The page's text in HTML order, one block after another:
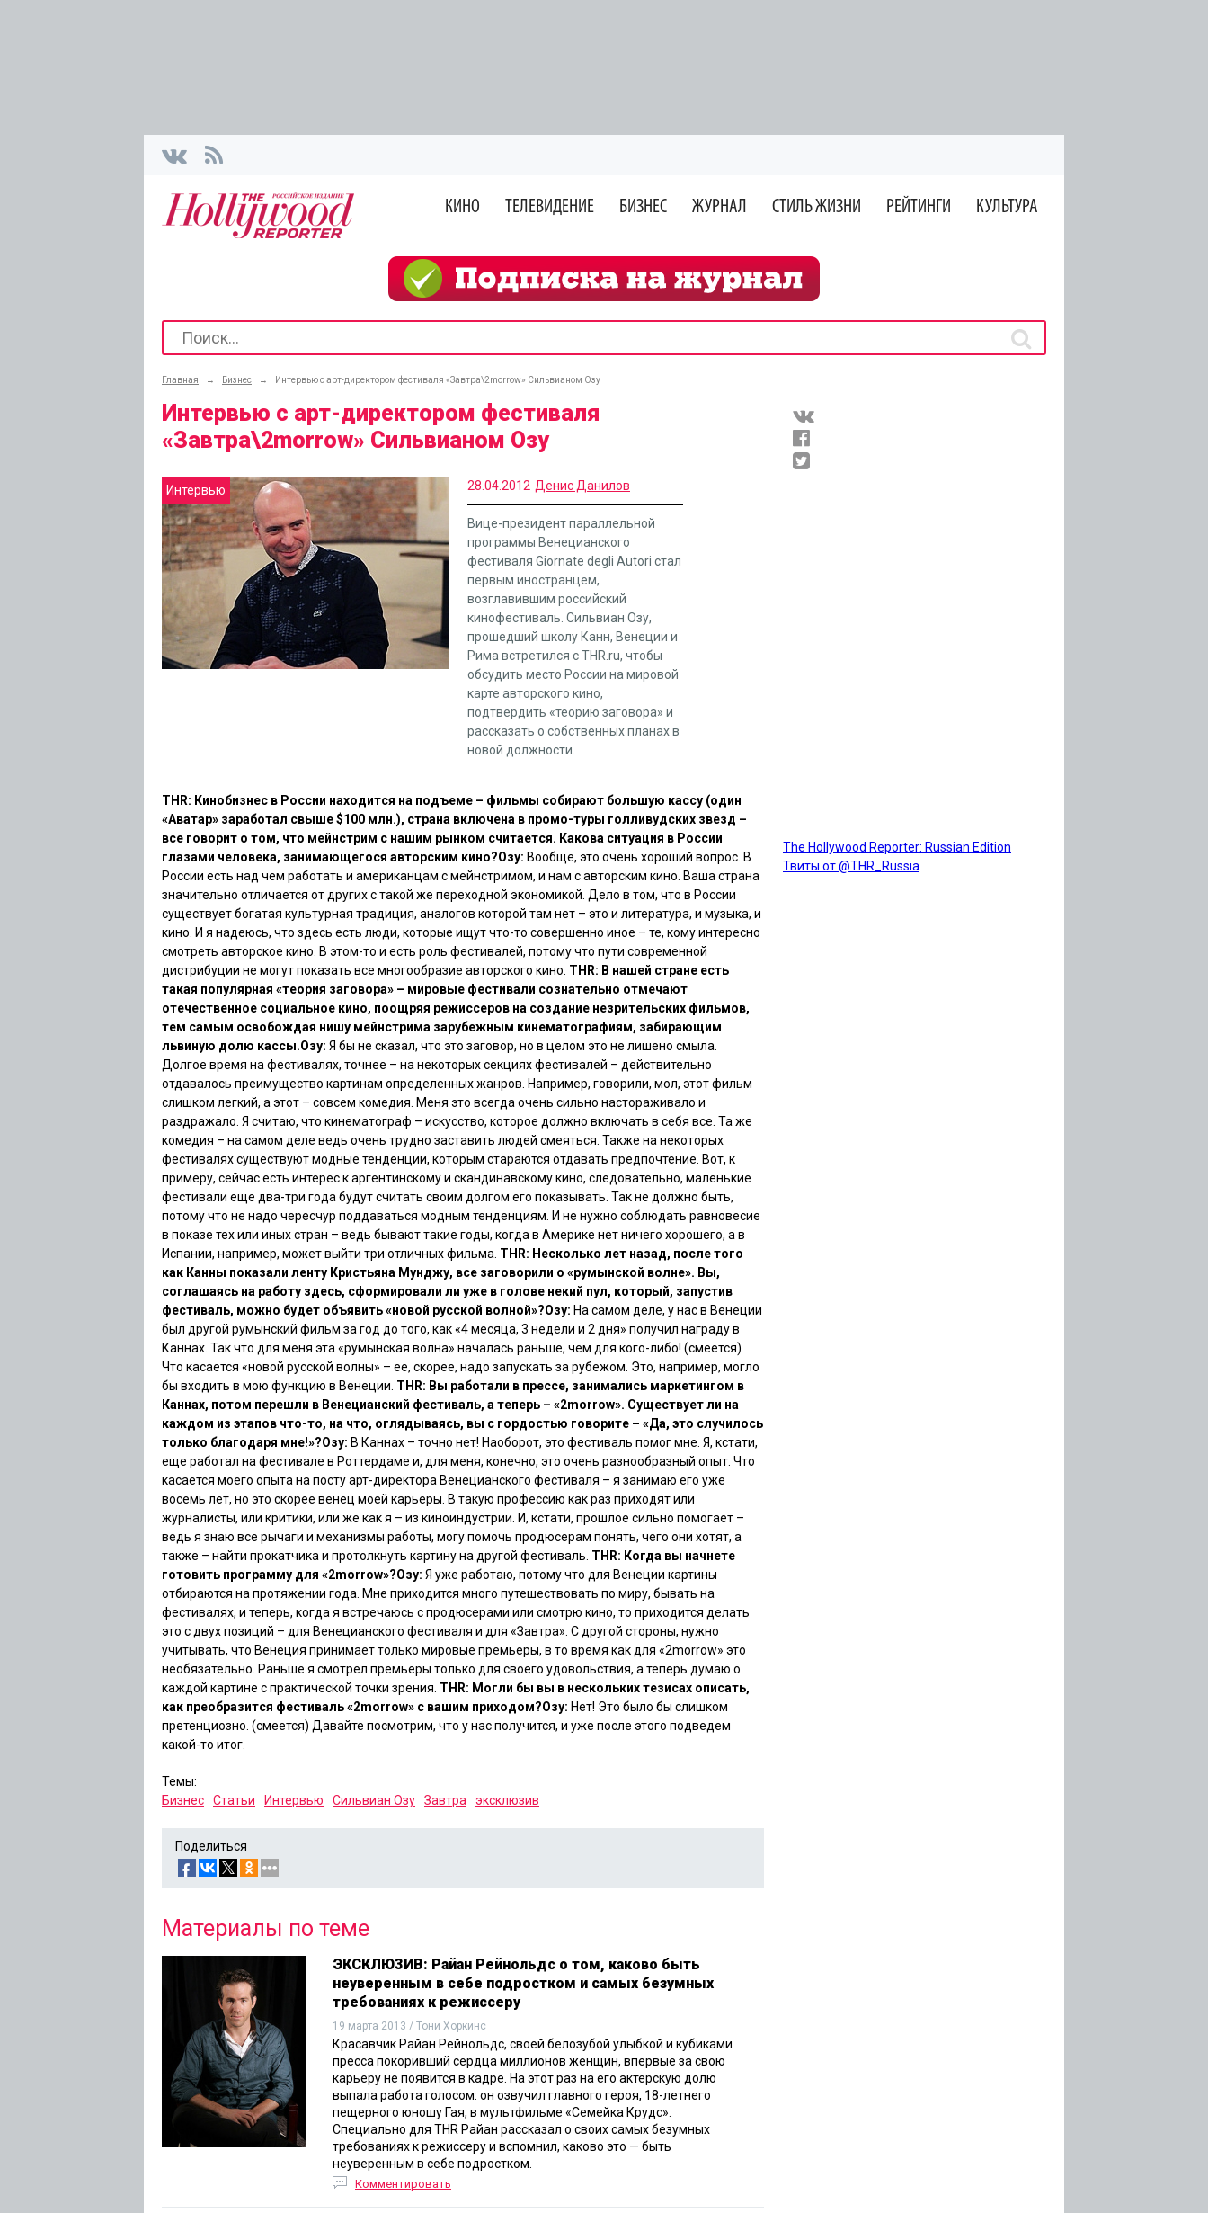
КИНО ТЕЛЕВИДЕНИЕ БИЗНЕС ЖУРНАЛ СТИЛЬ ЖИЗНИ РЕЙТИНГИ КУЛЬТУРА
Главная → Бизнес → Интервью с арт-директором фестиваля «Завтра\2morrow» Сильвианом Озу
Интервью с арт-директором фестиваля
«Завтра\2morrow» Сильвианом Озу
Интервью 28.04.2012 Денис Данилов
Вице-президент параллельной
программы Венецианского
фестиваля Giornate degli Autori стал
первым иностранцем,
возглавившим российский
кинофестиваль. Сильвиан Озу,
прошедший школу Канн, Венеции и
Рима встретился с THR.ru, чтобы
обсудить место России на мировой
карте авторского кино,
подтвердить «теорию заговора» и
рассказать о собственных планах в
новой должности.
THR: Кинобизнес в России находится на подъеме – фильмы собирают большую кассу (один
«Аватар» заработал свыше $100 млн.), страна включена в промо-туры голливудских звезд –
все говорит о том, что мейнстрим с нашим рынком считается. Какова ситуация в России
глазами человека, занимающегося авторским кино?Озу: Вообще, это очень хороший вопрос. В
России есть над чем работать и американцам с мейнстримом, и нам с авторским кино. Ваша страна
значительно отличается от других с такой же переходной экономикой. Дело в том, что в России
существует богатая культурная традиция, аналогов которой там нет – это и литература, и музыка, и
кино. И я надеюсь, что здесь есть люди, которые ищут что-то совершенно иное – те, кому интересно
смотреть авторское кино. В этом-то и есть роль фестивалей, потому что пути современной
дистрибуции не могут показать все многообразие авторского кино. THR: В нашей стране есть
такая популярная «теория заговора» – мировые фестивали сознательно отмечают
отечественное социальное кино, поощряя режиссеров на создание незрительских фильмов,
тем самым освобождая нишу мейнстрима зарубежным кинематографиям, забирающим
львиную долю кассы.Озу: Я бы не сказал, что это заговор, но в целом это не лишено смыла.
Долгое время на фестивалях, точнее – на некоторых секциях фестивалей – действительно
отдавалось преимущество картинам определенных жанров. Например, говорили, мол, этот фильм
слишком легкий, а этот – совсем комедия. Меня это всегда очень сильно настораживало и
раздражало. Я считаю, что кинематограф – искусство, которое должно включать в себя все. Та же
комедия – на самом деле ведь очень трудно заставить людей смеяться. Также на некоторых
фестивалях существуют модные тенденции, которым стараются отдавать предпочтение. Вот, к
примеру, сейчас есть интерес к аргентинскому и скандинавскому кино, следовательно, маленькие
фестивали еще два-три года будут считать своим долгом его показывать. Так не должно быть,
потому что не надо чересчур поддаваться модным тенденциям. И не нужно соблюдать равновесие
в показе тех или иных стран – ведь бывают такие годы, когда в Америке нет ничего хорошего, а в
Испании, например, может выйти три отличных фильма. THR: Несколько лет назад, после того
как Канны показали ленту Кристьяна Мунджу, все заговорили о «румынской волне». Вы,
соглашаясь на работу здесь, сформировали ли уже в голове некий пул, который, запустив
фестиваль, можно будет объявить «новой русской волной»?Озу: На самом деле, у нас в Венеции
был другой румынский фильм за год до того, как«4 месяца, 3 недели и 2 дня» получил награду в
Каннах. Так что для меня эта «румынская волна» началась раньше, чем для кого-либо! (смеется)
Что касается «новой русской волны» – ее, скорее, надо запускать за рубежом. Это, например, могло
бы входить в мою функцию в Венеции. THR: Вы работали в прессе, занимались маркетингом в
Каннах, потом перешли в Венецианский фестиваль, а теперь – «2morrow». Существует ли на
каждом из этапов что-то, на что, оглядываясь, вы с гордостью говорите – «Да, это случилось
только благодаря мне!»?Озу: В Каннах – точно нет! Наоборот, это фестиваль помог мне. Я, кстати,
еще работал на фестивале в Роттердаме и, для меня, конечно, это очень разнообразный опыт. Что
касается моего опыта на посту арт-директора Венецианского фестиваля – я занимаю его уже
восемь лет, но это скорее венец моей карьеры. В такую профессию как раз приходят или
журналисты, или критики, или же как я – из киноиндустрии. И, кстати, прошлое сильно помогает –
ведь я знаю все рычаги и механизмы работы, могу помочь продюсерам понять, чего они хотят, а
также – найти прокатчика и протолкнуть картину на другой фестиваль. THR: Когда вы начнете
готовить программу для «2morrow»?Озу: Я уже работаю, потому что для Венеции картины
отбираются на протяжении года. Мне приходится много путешествовать по миру, бывать на
фестивалях, и теперь, когда я встречаюсь с продюсерами или смотрю кино, то приходится делать
это с двух позиций – для Венецианского фестиваля и для «Завтра». С другой стороны, нужно
учитывать, что Венеция принимает только мировые премьеры, в то время как для «2morrow» это
необязательно. Раньше я смотрел премьеры только для своего удовольствия, а теперь думаю о
каждой картине с практической точки зрения. THR: Могли бы вы в нескольких тезисах описать,
как преобразится фестиваль «2morrow» с вашим приходом?Озу: Нет! Это было бы слишком
претенциозно. (смеется) Давайте посмотрим, что у нас получится, и уже после этого подведем
какой-то итог.
Темы:
Бизнес
Статьи Интервью Сильвиан Озу Завтра эксклюзив
Поделиться
Материалы по теме
ЭКСКЛЮЗИВ: Райан Рейнольдс о том, каково быть
неуверенным в себе подростком и самых безумных
требованиях к режиссеру
19 марта 2013 / Тони Хоркинс
Красавчик Райан Рейнольдс, своей белозубой улыбкой и кубиками
пресса покоривший сердца миллионов женщин, впервые за свою
карьеру не появится в кадре. На этот раз на его актерскую долю
выпала работа голосом: он озвучил главного героя, 18-летнего
пещерного юношу Гая, в мультфильме «Семейка Крудс».
Специально для THR Райан рассказал о своих самых безумных
требованиях к режиссеру и вспомнил, каково это — быть
неуверенным в себе подростком.
Комментировать
The Hollywood Reporter: Russian Edition
Твиты от @THR_Russia